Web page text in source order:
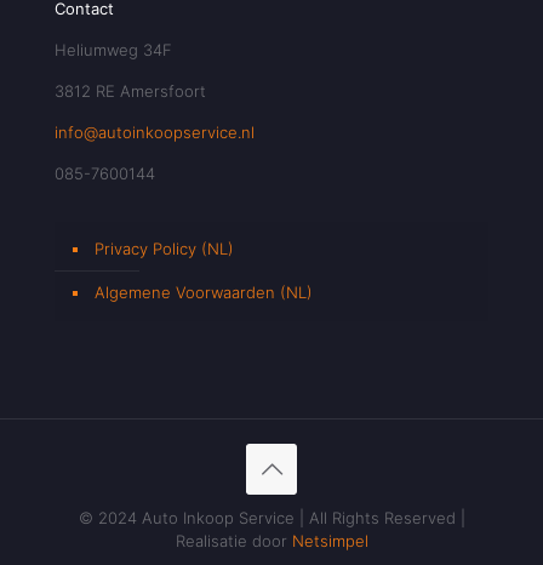
Contact
Heliumweg 34F
3812 RE Amersfoort
info@autoinkoopservice.nl
085-7600144
Privacy Policy (NL)
Algemene Voorwaarden (NL)
© 2024 Auto Inkoop Service | All Rights Reserved |
Realisatie door Netsimpel